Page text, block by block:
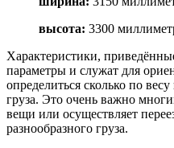
высота: 3300
Характеристики,
параметры и служат для
определиться сколько по
груза. Это очень важно
вещи или осуществляет
разнообразного груза.